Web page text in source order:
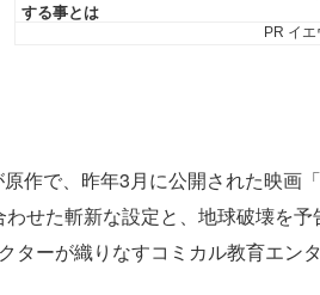
作で、昨年3月に公開された映画
せた斬新な設定と、地球破壊を予
ターが織りなすコミカル教育エン